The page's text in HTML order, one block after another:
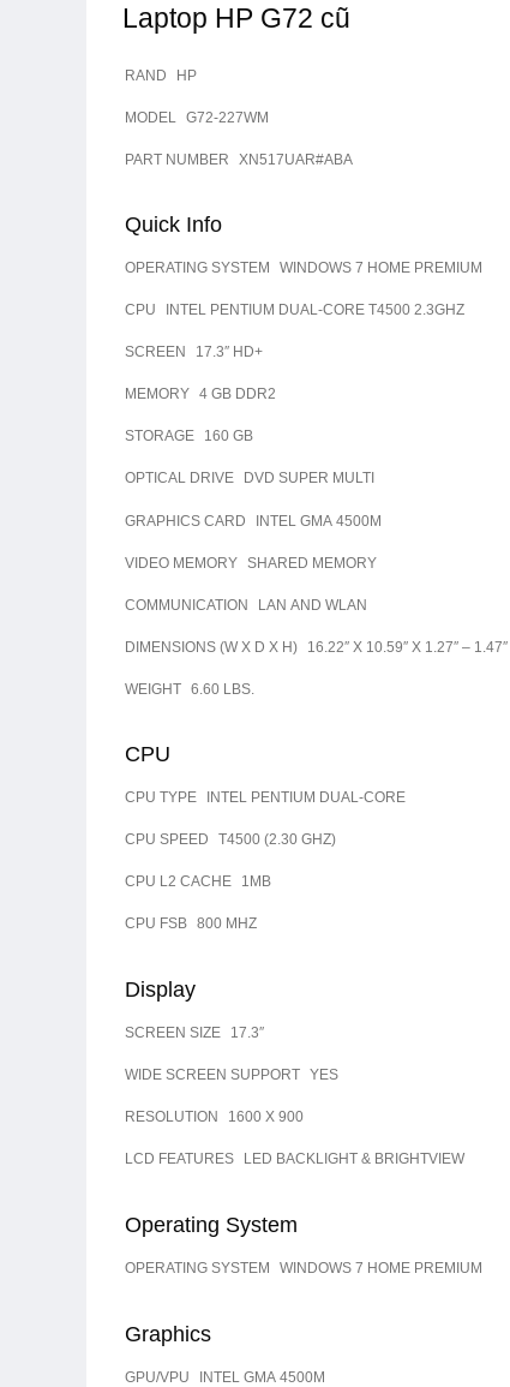
Laptop HP G72 cũ
RAND HP
MODEL G72-227WM
PART NUMBER XN517UAR#ABA
Quick Info
OPERATING SYSTEM WINDOWS 7 HOME PREMIUM
CPU INTEL PENTIUM DUAL-CORE T4500 2.3GHZ
SCREEN 17.3″ HD+
MEMORY 4 GB DDR2
STORAGE 160 GB
OPTICAL DRIVE DVD SUPER MULTI
GRAPHICS CARD INTEL GMA 4500M
VIDEO MEMORY SHARED MEMORY
COMMUNICATION LAN AND WLAN
DIMENSIONS (W X D X H) 16.22″ X 10.59″ X 1.27″ – 1.47″
WEIGHT 6.60 LBS.
CPU
CPU TYPE INTEL PENTIUM DUAL-CORE
CPU SPEED T4500 (2.30 GHZ)
CPU L2 CACHE 1MB
CPU FSB 800 MHZ
Display
SCREEN SIZE 17.3″
WIDE SCREEN SUPPORT YES
RESOLUTION 1600 X 900
LCD FEATURES LED BACKLIGHT & BRIGHTVIEW
Operating System
OPERATING SYSTEM WINDOWS 7 HOME PREMIUM
Graphics
GPU/VPU INTEL GMA 4500M